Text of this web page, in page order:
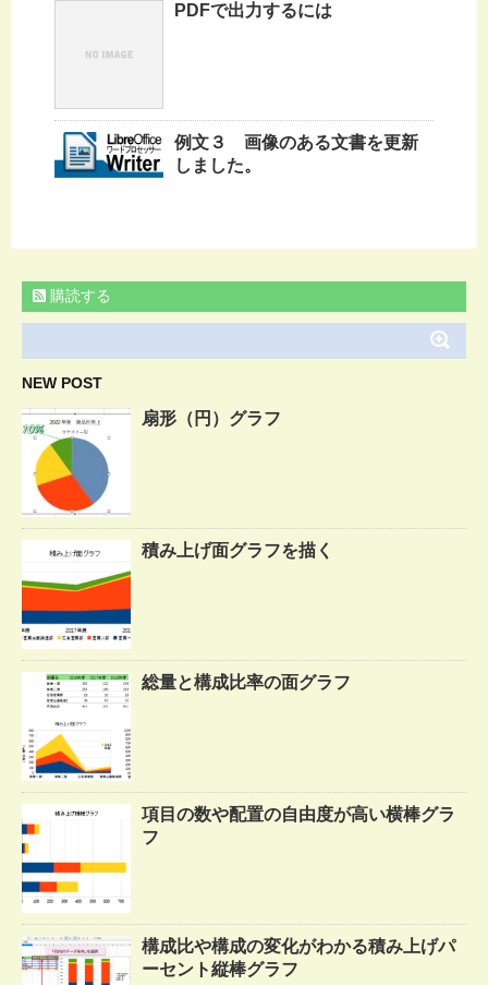
PDFで出力するには
例文３ 画像のある文書を更新
しました。
購読する
NEW POST
扇形（円）グラフ
積み上げ面グラフを描く
総量と構成比率の面グラフ
項目の数や配置の自由度が高い横棒グラ
フ
構成比や構成の変化がわかる積み上げパ
ーセント縦棒グラフ